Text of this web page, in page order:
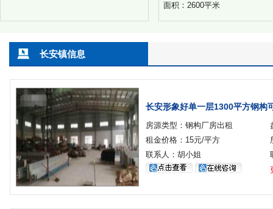
面积：2600平米
长安镇信息
长安形象好单一层1300平方钢构
房源类型：钢构厂房出租
租金价格：15元/平方
联系人：胡小姐